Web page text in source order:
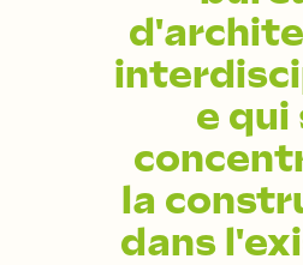
e qui
la
dans